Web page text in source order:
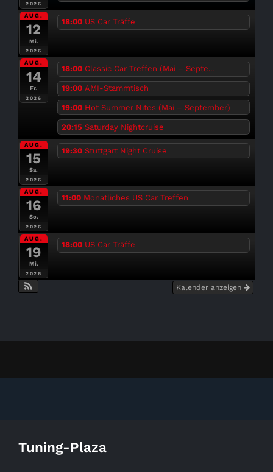
2026
AUG.
12
Mi.
2026
18:00 US Car Träffe
AUG.
14
Fr.
2026
18:00 Classic Car Treffen (Mai – Septe...
19:00 AMI-Stammtisch
19:00 Hot Summer Nites (Mai – September)
20:15 Saturday Nightcruise
AUG.
15
Sa.
2026
19:30 Stuttgart Night Cruise
AUG.
16
So.
2026
11:00 Monatliches US Car Treffen
AUG.
19
Mi.
2026
18:00 US Car Träffe
Kalender anzeigen
Tuning-Plaza